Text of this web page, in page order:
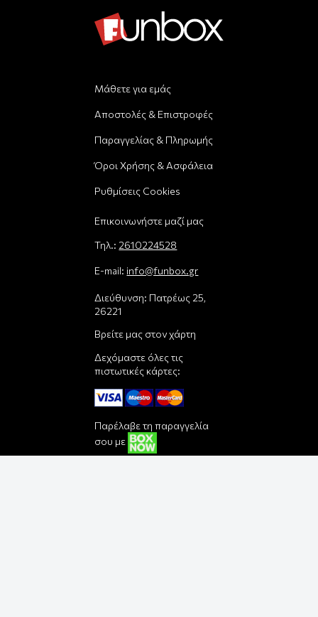
Μάθετε για εμάς
Αποστολές & Επιστροφές
Παραγγελίας & Πληρωμής
Όροι Χρήσης & Ασφάλεια
Ρυθμίσεις Cookies
Επικοινωνήστε μαζί μας
Τηλ.: 2610224528
E-mail: info@funbox.gr
Διεύθυνση: Πατρέως 25,
26221
Βρείτε μας στον χάρτη
Δεχόμαστε όλες τις
πιστωτικές κάρτες:
Παρέλαβε τη παραγγελία
σου με